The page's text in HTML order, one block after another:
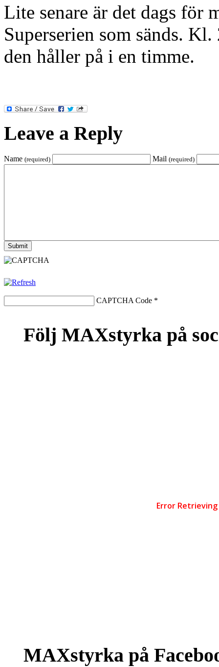
Lite senare är det dags för
Superserien som sänds.
den håller på i en timme.
Leave a Reply
Name (required) Mail (required)
CAPTCHA Code *
Följ MAXstyrka på
MAXstyrka på